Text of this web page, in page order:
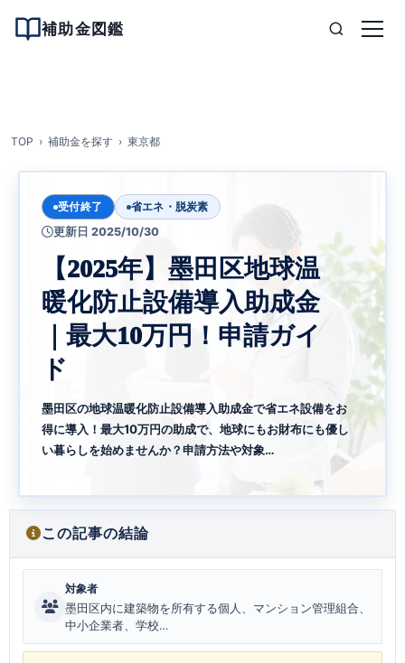
補助金図鑑
TOP 補助金を探す 東京都
受付終了
省エネ・脱炭素
更新日 2025/10/30
【2025年】墨田区地球温
暖化防止設備導入助成金
｜最大10万円！申請ガイ
ド
墨田区の地球温暖化防止設備導入助成金で省エネ設備をお
得に導入！最大10万円の助成で、地球にもお財布にも優し
い暮らしを始めませんか？申請方法や対象…
この記事の結論
対象者
墨田区内に建築物を所有する個人、マンション管理組合、
中小企業者、学校…